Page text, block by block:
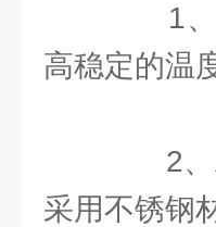
1、*
高稳定的温
2、工
采用不锈钢